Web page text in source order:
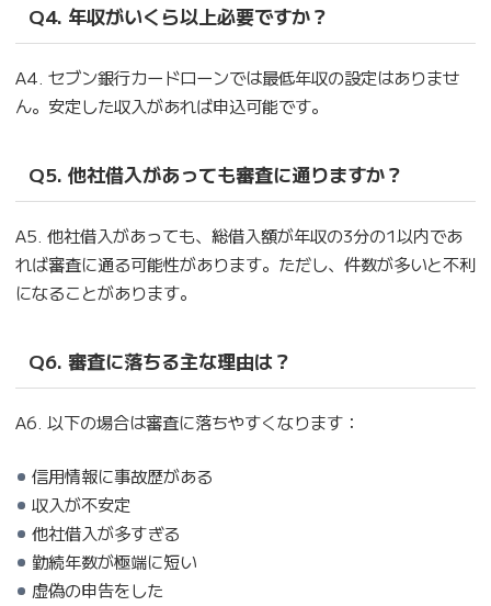
Q4. 年収がいくら以上必要ですか？
A4. セブン銀行カードローンでは最低年収の設定はありませ
ん。安定した収入があれば申込可能です。
Q5. 他社借入があっても審査に通りますか？
A5. 他社借入があっても、総借入額が年収の3分の1以内であ
れば審査に通る可能性があります。ただし、件数が多いと不利
になることがあります。
Q6. 審査に落ちる主な理由は？
A6. 以下の場合は審査に落ちやすくなります：
信用情報に事故歴がある
収入が不安定
他社借入が多すぎる
勤続年数が極端に短い
虚偽の申告をした